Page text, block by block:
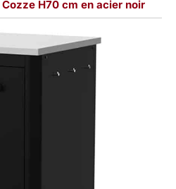
H70 cm en acier noir